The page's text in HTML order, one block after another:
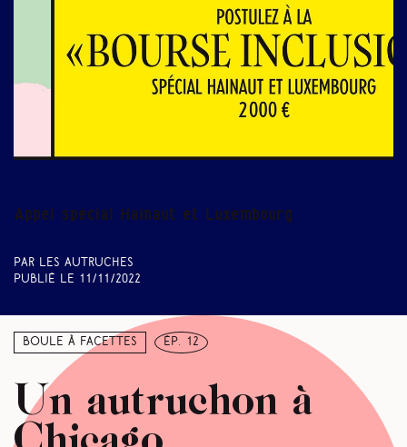
Appel spécial Hainaut et Luxembourg
Par Les Autruches
Publié le 11/11/2022
Boule à facettes ép. 12
Un autruchon à
Chicago